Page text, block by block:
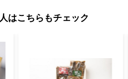
はこちらもチェック